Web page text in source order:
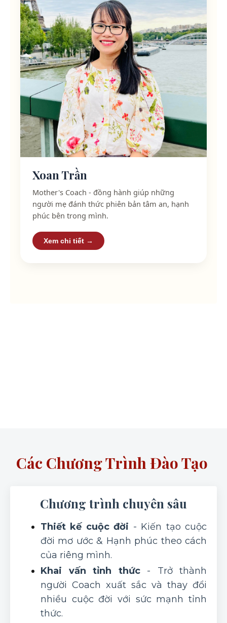
Xoan Trần
Mother's Coach - đồng hành giúp những
người mẹ đánh thức phiên bản tâm an, hạnh
phúc bên trong mình.
Xem chi tiết →
Các Chương Trình Đào Tạo
Chương trình chuyên sâu
Thiết kế cuộc đời - Kiến tạo cuộc
đời mơ ước & Hạnh phúc theo cách
của riêng mình.
Khai vấn tỉnh thức- Trở thành
người Coach xuất sắc và thay đổi
nhiều cuộc đời với sức mạnh tỉnh
thức.